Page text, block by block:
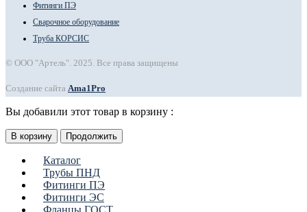
Фитинги ПЭ
Сварочное оборудование
Труба КОРСИС
© ООО "Артель". 2025. Все права защищены
Создание сайта Ama1Pro
Вы добавили этот товар в корзину :
В корзину Продолжить
Каталог
Трубы ПНД
Фитинги ПЭ
Фитинги ЭС
Фланцы ГОСТ